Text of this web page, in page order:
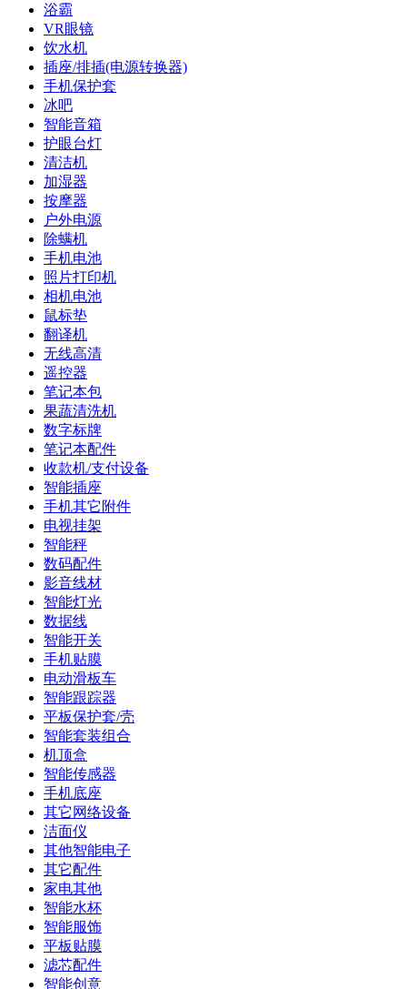
浴霸
VR眼镜
饮水机
插座/排插(电源转换器)
手机保护套
冰吧
智能音箱
护眼台灯
清洁机
加湿器
按摩器
户外电源
除螨机
手机电池
照片打印机
相机电池
鼠标垫
翻译机
无线高清
遥控器
笔记本包
果蔬清洗机
数字标牌
笔记本配件
收款机/支付设备
智能插座
手机其它附件
电视挂架
智能秤
数码配件
影音线材
智能灯光
数据线
智能开关
手机贴膜
电动滑板车
智能跟踪器
平板保护套/壳
智能套装组合
机顶盒
智能传感器
手机底座
其它网络设备
洁面仪
其他智能电子
其它配件
家电其他
智能水杯
智能服饰
平板贴膜
滤芯配件
智能创意